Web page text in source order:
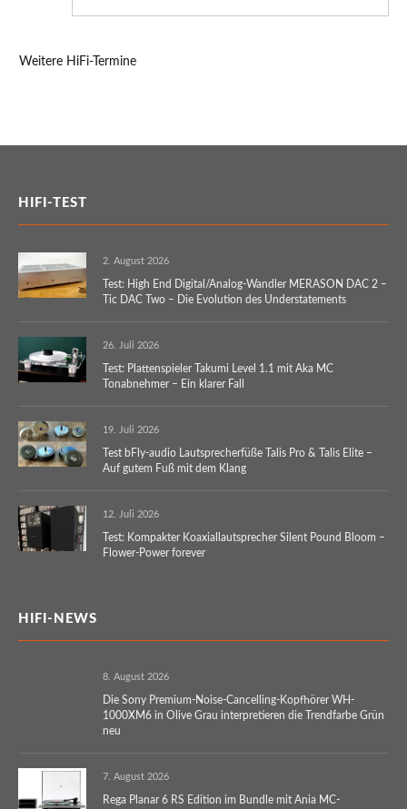
Weitere HiFi-Termine
HIFI-TEST
2. August 2026
Test: High End Digital/Analog-Wandler MERASON DAC 2 –
Tic DAC Two – Die Evolution des Understatements
26. Juli 2026
Test: Plattenspieler Takumi Level 1.1 mit Aka MC
Tonabnehmer – Ein klarer Fall
19. Juli 2026
Test bFly-audio Lautsprecherfüße Talis Pro & Talis Elite –
Auf gutem Fuß mit dem Klang
12. Juli 2026
Test: Kompakter Koaxiallautsprecher Silent Pound Bloom –
Flower-Power forever
HIFI-NEWS
8. August 2026
Die Sony Premium-Noise-Cancelling-Kopfhörer WH-
1000XM6 in Olive Grau interpretieren die Trendfarbe Grün
neu
7. August 2026
Rega Planar 6 RS Edition im Bundle mit Ania MC-